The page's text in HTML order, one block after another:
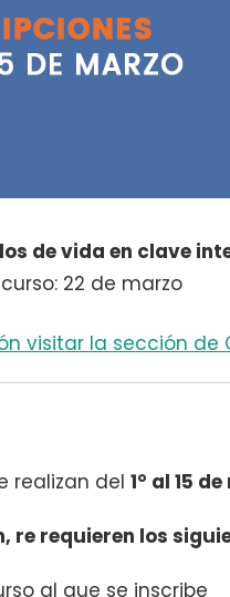
de vida en clave
22 de marzo
visitar la sección de
realizan del 1° al 15
re requieren los
al que se inscribe